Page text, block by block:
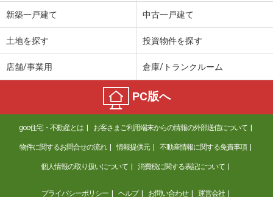
新築一戸建て 中古一戸建て
土地を探す 投資物件を探す
店舗/事業用 倉庫/トランクルーム
PC版へ
goo住宅・不動産とは お客さまご利用端末からの情報の外部送信について
物件に関するお問合せの流れ 情報提供元 不動産情報に関する免責事項
個人情報の取り扱いについて 消費税に関する表記について
プライバシーポリシー ヘルプ お問い合わせ 運営会社